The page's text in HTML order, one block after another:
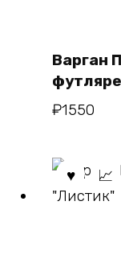
Варган
₽1550